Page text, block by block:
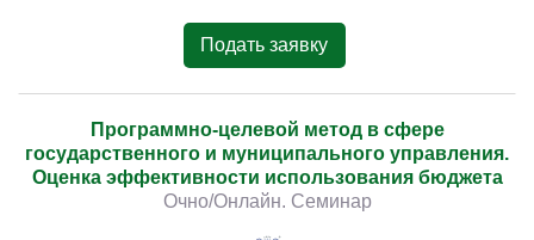
Подать заявку
Программно-целевой метод в сфере
государственного и муниципального управления.
Оценка эффективности использования бюджета
Очно/Онлайн. Семинар